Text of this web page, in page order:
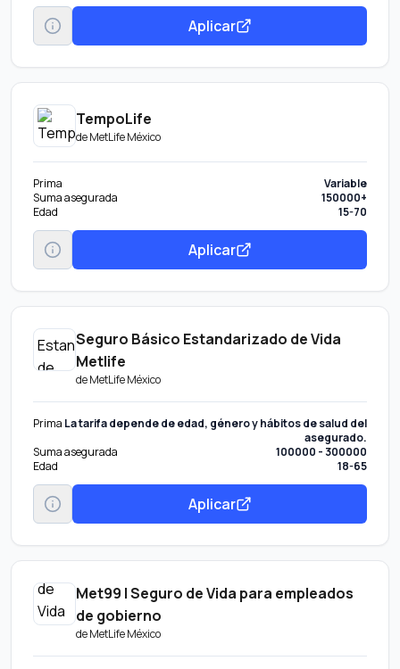
Aplicar
TempoLife
deMetLife México
Prima
Variable
Suma asegurada
150000+
Edad
15-70
Aplicar
Seguro Básico Estandarizado de Vida
Metlife
deMetLife México
Prima La tarifa depende de edad, género y hábitos de salud del
asegurado.
Suma asegurada
100000 - 300000
Edad
18-65
Aplicar
Met99 | Seguro de Vida para empleados
de gobierno
deMetLife México